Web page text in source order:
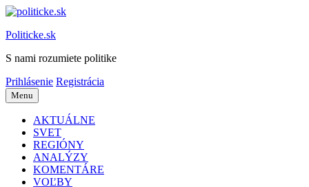
Preskočiť
obsah
Politicke.sk
S nami rozumiete politike
Prihlásenie Registrácia
Menu
AKTUÁLNE
SVET
REGIÓNY
ANALÝZY
KOMENTÁRE
VOĽBY